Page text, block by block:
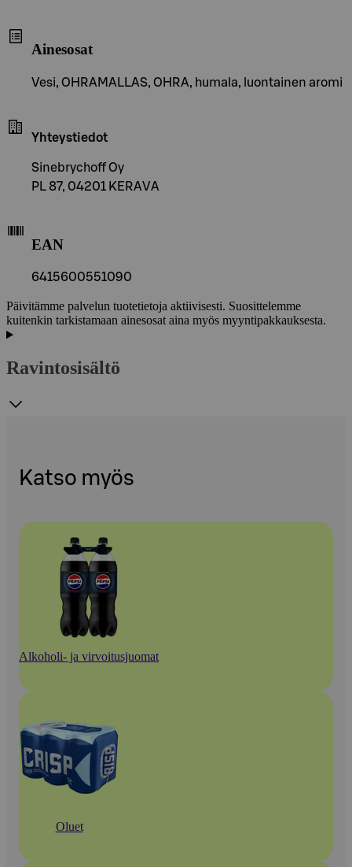
Ainesosat
Vesi, OHRAMALLAS, OHRA, humala, luontainen aromi
Yhteystiedot
Sinebrychoff Oy
PL 87, 04201 KERAVA
EAN
6415600551090
Päivitämme palvelun tuotetietoja aktiivisesti. Suosittelemme
kuitenkin tarkistamaan ainesosat aina myös myyntipakkauksesta.
Ravintosisältö
Katso myös
Alkoholi- ja virvoitusjuomat
Oluet